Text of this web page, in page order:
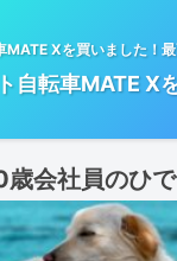
MATE Xを買いました！
自転車MATE X
会社員のひで